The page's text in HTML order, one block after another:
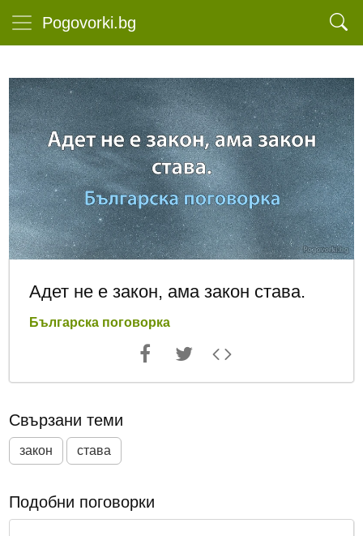
Pogovorki.bg
Адет не е закон, ама закон става.
Българска поговорка
Свързани теми
закон става
Подобни поговорки